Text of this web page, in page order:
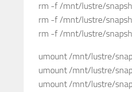
rm -f /mnt/lustre/
rm -f /mnt/lustre/
rm -f /mnt/lustre/
umount /mnt/lustre/
umount /mnt/lustre/
umount /mnt/lustre/